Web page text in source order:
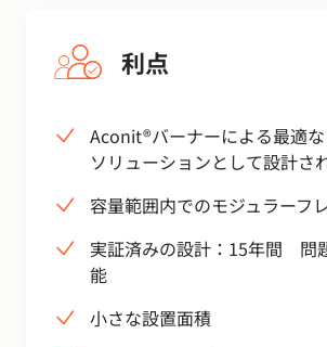
利点
Aconit®バーナーによる最適
ソリューションとして設計さ
容量範囲内でのモジュラーフ
実証済みの設計：15年間 問
能
小さな設置面積